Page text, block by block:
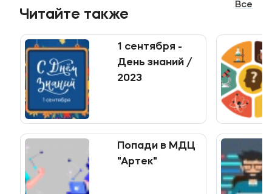
Читайте также
Все
1 сентября -
День знаний /
2023
Попади в МДЦ
"Артек"